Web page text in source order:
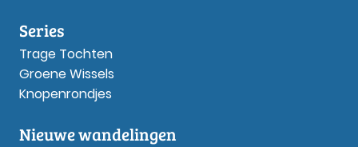
Series
Trage Tochten
Groene Wissels
Knopenrondjes
Nieuwe wandelingen